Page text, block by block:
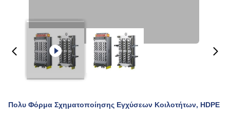
Πολυ Φόρμα Σχηματοποίησης Εγχύσεων Κοιλοτήτων, HDPE